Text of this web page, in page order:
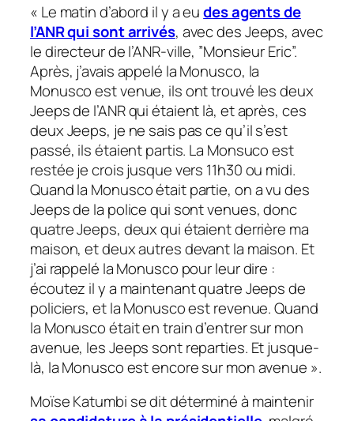
« Le matin d’abord il y a eudes agents de
l’ANR qui sont arrivés, avec des Jeeps, avec
le directeur de l’ANR-ville, ”Monsieur Eric”.
Après, j’avais appelé la Monusco, la
Monusco est venue, ils ont trouvé les deux
Jeeps de l’ANR qui étaient là, et après, ces
deux Jeeps, je ne sais pas ce qu’il s’est
passé, ils étaient partis. La Monsuco est
restée je crois jusque vers 11h30 ou midi.
Quand la Monusco était partie, on a vu des
Jeeps de la police qui sont venues, donc
quatre Jeeps, deux qui étaient derrière ma
maison, et deux autres devant la maison. Et
j’ai rappelé la Monusco pour leur dire :
écoutez il y a maintenant quatre Jeeps de
policiers, et la Monusco est revenue. Quand
la Monusco était en train d’entrer sur mon
avenue, les Jeeps sont reparties. Et jusque-
là, la Monusco est encore sur mon avenue ».
Moïse Katumbi se dit déterminé à maintenir